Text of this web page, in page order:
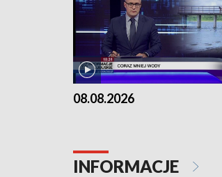
08.08.2026
INFORMACJE